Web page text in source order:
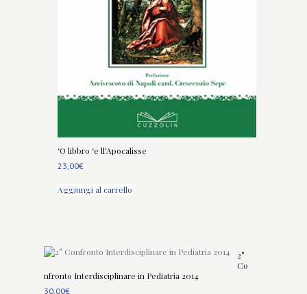
‘O libbro ‘e ll'Apocalisse
23,00€
Aggiungi al carrello
2°
Co
nfronto Interdisciplinare in Pediatria 2014
30,00€